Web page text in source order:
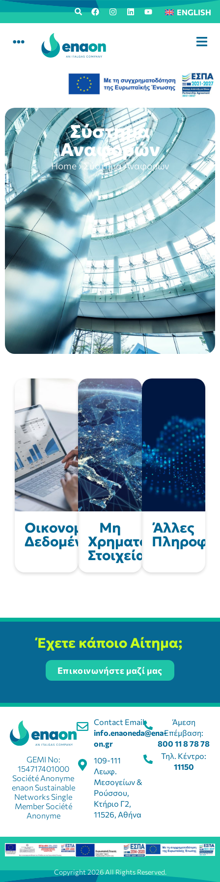
ENGLISH
Σύστημα
Αναφορών
Home› Σύστημα Αναφορών
Οικονομικά
Δεδομένα
Μη
Στοιχεία
Άλλες
Έχετε κάποιο Αίτημα;
Επικοινωνήστε μαζί μας
Contact Email:
info.enaoneda@ena-
on.gr
109-111
Λεωφ.
Μεσογείων &
Ρούσσου,
Κτήριο Γ2,
11526, Αθήνα
GEMI No:
154717401000
Société Anonyme
enaon Sustainable
Networks Single
Member Société
Anonyme
Άμεση
Επέμβαση:
800 11 8 78 78
Τηλ. Κέντρο:
11150
Copyright 2026 All Rights Reserved.